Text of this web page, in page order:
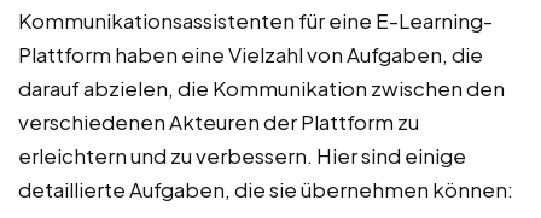
Kommunikationsassistenten für eine E-Learning-
Plattform haben eine Vielzahl von Aufgaben, die
darauf abzielen, die Kommunikation zwischen den
verschiedenen Akteuren der Plattform zu
erleichtern und zu verbessern. Hier sind einige
detaillierte Aufgaben, die sie übernehmen können: